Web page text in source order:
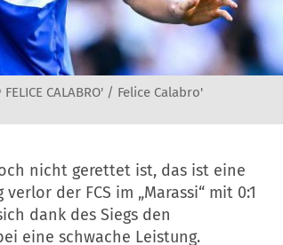
CALABRO' / Felice Calabro'
nicht gerettet ist, das ist eine
der FCS im „Marassi“ mit 0:1
dank des Siegs den
eine schwache Leistung.